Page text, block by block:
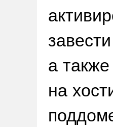
а
на